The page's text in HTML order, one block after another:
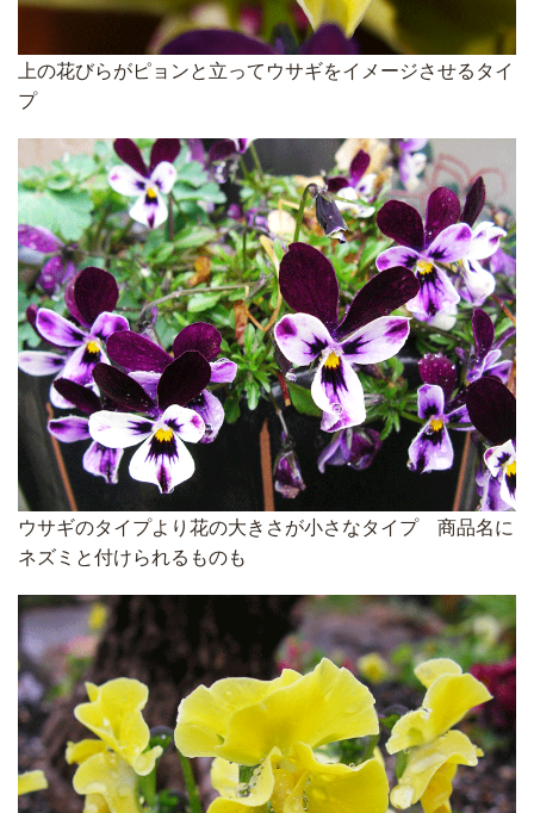
上の花びらがピョンと立ってウサギをイメージさせるタイ
プ
ウサギのタイプより花の大きさが小さなタイプ 商品名に
ネズミと付けられるものも